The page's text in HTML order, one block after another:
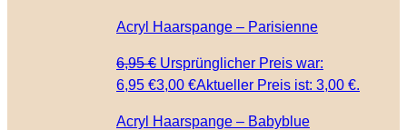
Acryl Haarspange – Parisienne
6,95€ Ursprünglicher Preis war:
6,95 €3,00 €Aktueller Preis ist: 3,00 €.
Acryl Haarspange – Babyblue